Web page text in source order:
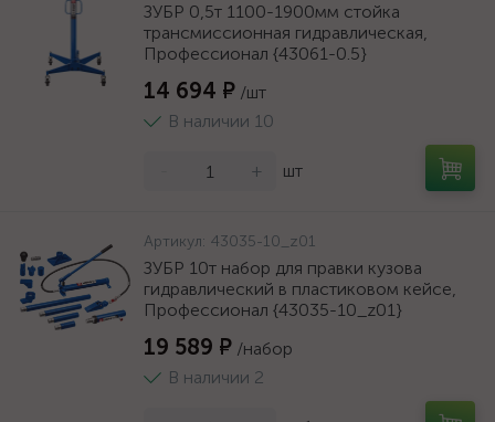
ЗУБР 0,5т 1100-1900мм стойка
трансмиссионная гидравлическая,
Профессионал {43061-0.5}
14 694 ₽ /шт
В наличии 10
+ шт
Артикул: 43035-10_z01
ЗУБР 10т набор для правки кузова
гидравлический в пластиковом кейсе,
Профессионал {43035-10_z01}
19 589 ₽ /набор
В наличии 2